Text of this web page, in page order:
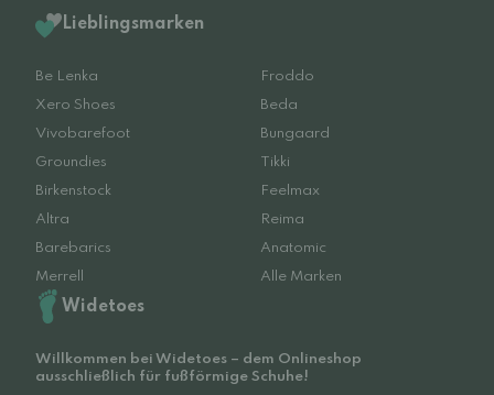
Lieblingsmarken
Be Lenka
Froddo
Xero Shoes
Beda
Vivobarefoot
Bungaard
Groundies
Tikki
Birkenstock
Feelmax
Altra
Reima
Barebarics
Anatomic
Merrell
Alle Marken
Widetoes
Willkommen bei Widetoes – dem Onlineshop
ausschließlich für fußförmige Schuhe!